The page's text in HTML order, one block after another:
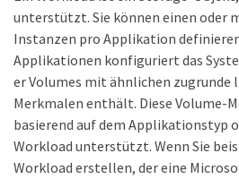
unterstützt. Sie können einen oder
Instanzen pro Applikation
Applikationen konfiguriert das
er Volumes mit ähnlichen zugrunde
Merkmalen enthält. Diese Volume-
basierend auf dem Applikationstyp
Workload unterstützt. Wenn Sie
Workload erstellen, der eine